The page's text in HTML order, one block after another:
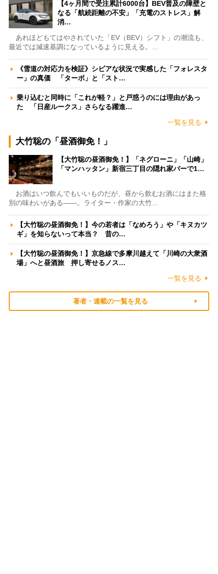
【4ヶ月間で受注累計6000台】BEV普及の障壁と
なる「航続距離の不安」「充電のストレス」解
消…
あれほどもてはやされていた「EV（BEV）シフト」の潮流も、
最近では減速基調になっているように見える。…
《雪道の対応力を検証》シビアな状況で実感した「フォレスタ
ー」の真価 「ターボ」と「スト…
乗り込むと同時に「これが軽？」と戸惑うのには理由があっ
た 「日産ルークス」さらなる躍進…
一覧を見る
大竹聡の「昼酒御免！」
【大竹聡の昼酒御免！】「ネグローニ」「山崎」
「マンハッタン」新宿三丁目の隠れ家バーで1…
お酒はいつ飲んでもいいものだが、昼から飲むお酒にはまた格
別の味わいがある――。ライター・作家の大竹…
【大竹聡の昼酒御免！】今の若者は「なめろう」や「キヌカツ
ギ」を知らないって本当？ 昔の…
【大竹聡の昼酒御免！】京急線で多摩川越えて「川崎の大衆酒
場」へと昼酒旅 押し寄せるノス…
一覧を見る
著者・連載の一覧を見る